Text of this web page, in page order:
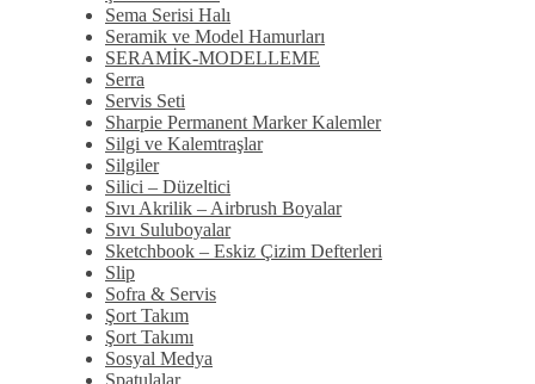
Sema Serisi Halı
Seramik ve Model Hamurları
SERAMİK-MODELLEME
Serra
Servis Seti
Sharpie Permanent Marker Kalemler
Silgi ve Kalemtraşlar
Silgiler
Silici – Düzeltici
Sıvı Akrilik – Airbrush Boyalar
Sıvı Suluboyalar
Sketchbook – Eskiz Çizim Defterleri
Slip
Sofra & Servis
Şort Takım
Şort Takımı
Sosyal Medya
Spatulalar